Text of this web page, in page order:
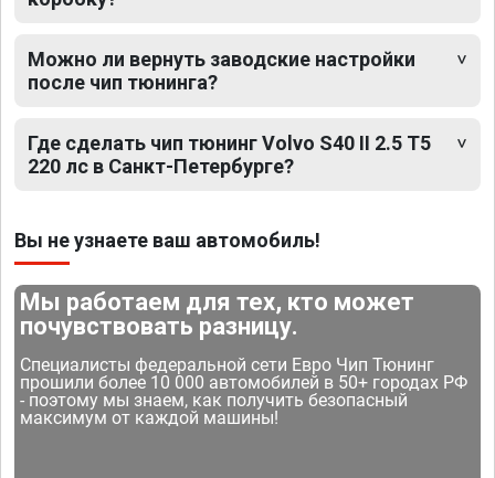
Можно ли вернуть заводские настройки
после чип тюнинга?
Где сделать чип тюнинг Volvo S40 II 2.5 T5
220 лс в Санкт-Петербурге?
Вы не узнаете ваш автомобиль!
Мы работаем для тех, кто может
почувствовать разницу.
Специалисты федеральной сети Евро Чип Тюнинг
прошили более 10 000 автомобилей в 50+ городах РФ
- поэтому мы знаем, как получить безопасный
максимум от каждой машины!